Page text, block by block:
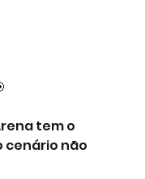
tem o
cenário não